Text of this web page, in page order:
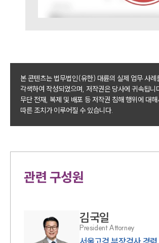
본 콘텐츠는 법무법인(유한) 대륜의 실제 업무 사례
각색하여 작성되었으며, 저작권은 당사에 귀속됩니
무단 전재, 복제 및 배포 등 저작권 침해 행위에 대해
따른 조치가 이루어질 수 있습니다.
관련 구성원
김국일
President Attorney